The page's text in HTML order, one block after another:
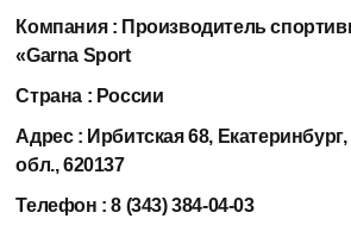
Компания : Производитель
«Garna Sport
Страна : России
Адрес : Ирбитская 68,
обл., 620137
Телефон : 8 (343) 384-04-03